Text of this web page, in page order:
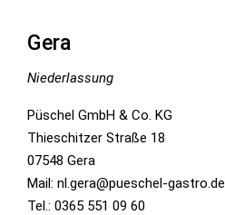
Gera
Niederlassung
Püschel GmbH & Co. KG
Thieschitzer Straße 18
07548 Gera
Mail: nl.gera@pueschel-gastro.de
Tel.: 0365 551 09 60